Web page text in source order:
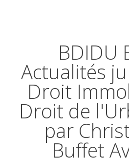
BDIDU
Actualités
Droit
Droit de
par
Buffet